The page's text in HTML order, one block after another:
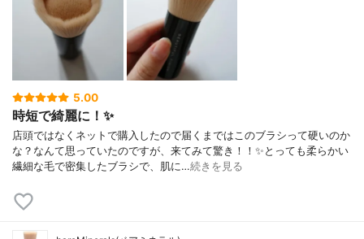
5.00
時短で綺麗に！✨
店頭ではなくネットで購入したので届くまではこのブラシって硬いのか
な？なんて思っていたのですが、来てみて驚き！！✨とっても柔らかい
繊細な毛で密集したブラシで、肌に…続きを見る